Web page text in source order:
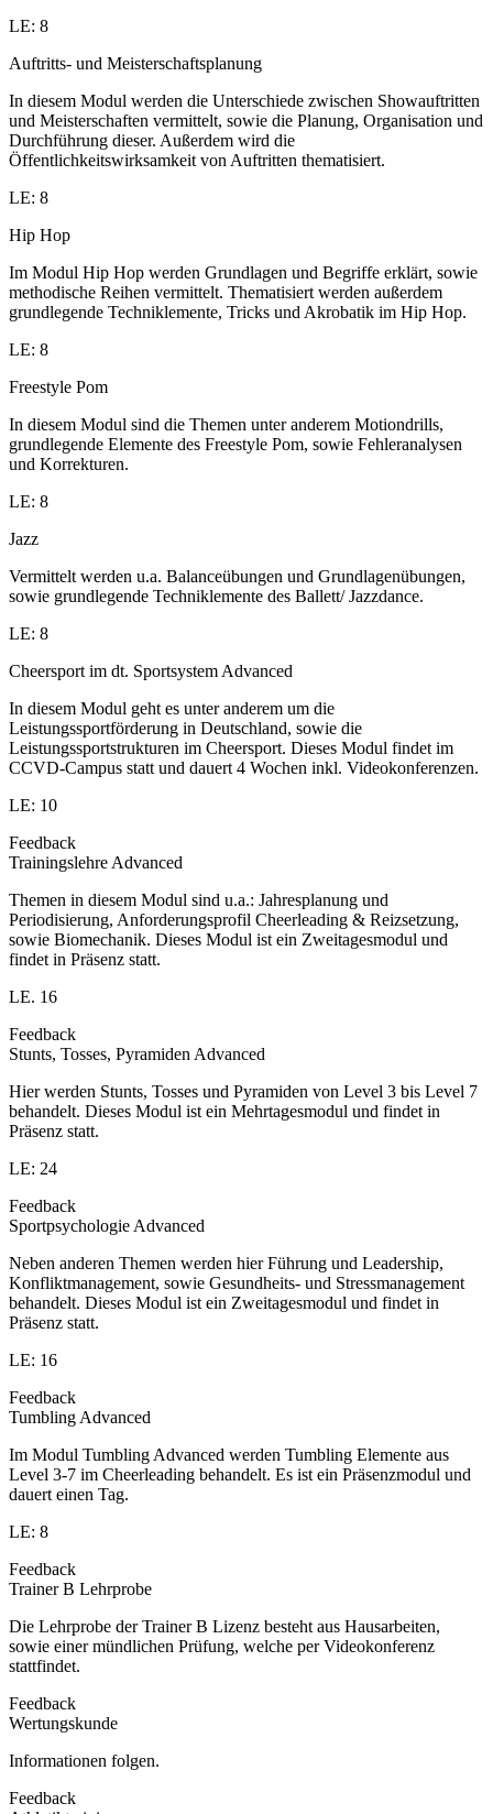
LE: 8
Auftritts- und Meisterschaftsplanung
In diesem Modul werden die Unterschiede zwischen Showauftritten
und Meisterschaften vermittelt, sowie die Planung, Organisation und
Durchführung dieser. Außerdem wird die
Öffentlichkeitswirksamkeit von Auftritten thematisiert.
LE: 8
Hip Hop
Im Modul Hip Hop werden Grundlagen und Begriffe erklärt, sowie
methodische Reihen vermittelt. Thematisiert werden außerdem
grundlegende Techniklemente, Tricks und Akrobatik im Hip Hop.
LE: 8
Freestyle Pom
In diesem Modul sind die Themen unter anderem Motiondrills,
grundlegende Elemente des Freestyle Pom, sowie Fehleranalysen
und Korrekturen.
LE: 8
Jazz
Vermittelt werden u.a. Balanceübungen und Grundlagenübungen,
sowie grundlegende Techniklemente des Ballett/ Jazzdance.
LE: 8
Cheersport im dt. Sportsystem Advanced
In diesem Modul geht es unter anderem um die
Leistungssportförderung in Deutschland, sowie die
Leistungssportstrukturen im Cheersport. Dieses Modul findet im
CCVD-Campus statt und dauert 4 Wochen inkl. Videokonferenzen.
LE: 10
Feedback
Trainingslehre Advanced
Themen in diesem Modul sind u.a.: Jahresplanung und
Periodisierung, Anforderungsprofil Cheerleading & Reizsetzung,
sowie Biomechanik. Dieses Modul ist ein Zweitagesmodul und
findet in Präsenz statt.
LE. 16
Feedback
Stunts, Tosses, Pyramiden Advanced
Hier werden Stunts, Tosses und Pyramiden von Level 3 bis Level 7
behandelt. Dieses Modul ist ein Mehrtagesmodul und findet in
Präsenz statt.
LE: 24
Feedback
Sportpsychologie Advanced
Neben anderen Themen werden hier Führung und Leadership,
Konfliktmanagement, sowie Gesundheits- und Stressmanagement
behandelt. Dieses Modul ist ein Zweitagesmodul und findet in
Präsenz statt.
LE: 16
Feedback
Tumbling Advanced
Im Modul Tumbling Advanced werden Tumbling Elemente aus
Level 3-7 im Cheerleading behandelt. Es ist ein Präsenzmodul und
dauert einen Tag.
LE: 8
Feedback
Trainer B Lehrprobe
Die Lehrprobe der Trainer B Lizenz besteht aus Hausarbeiten,
sowie einer mündlichen Prüfung, welche per Videokonferenz
stattfindet.
Feedback
Wertungskunde
Informationen folgen.
Feedback